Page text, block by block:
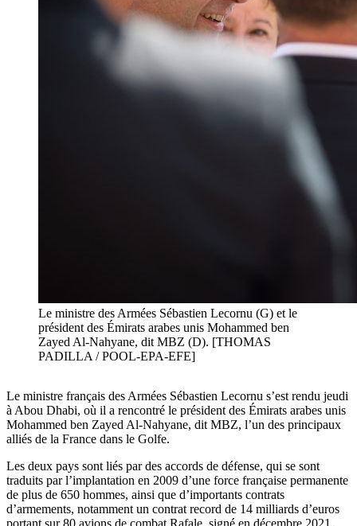
Le ministre des Armées Sébastien Lecornu (G) et le
président des Émirats arabes unis Mohammed ben
Zayed Al-Nahyane, dit MBZ (D). [THOMAS
PADILLA / POOL-EPA-EFE]
Le ministre français des Armées Sébastien Lecornu s’est rendu jeudi
à Abou Dhabi, où il a rencontré le président des Émirats arabes unis
Mohammed ben Zayed Al-Nahyane, dit MBZ, l’un des principaux
alliés de la France dans le Golfe.
Les deux pays sont liés par des accords de défense, qui se sont
traduits par l’implantation en 2009 d’une force française permanente
de plus de 650 hommes, ainsi que d’importants contrats
d’armements, notamment un contrat record de 14 milliards d’euros